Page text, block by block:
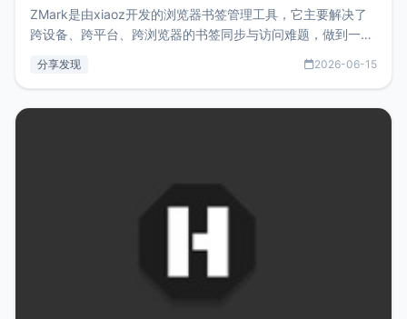
ZMark是由xiaoz开发的浏览器书签管理工具，它主要解决了
跨设备、跨平台、跨浏览器的书签同步与访问难题，做到一处
用，让管理更高效。ZMark官网地址：
分享发现 2026-06-15